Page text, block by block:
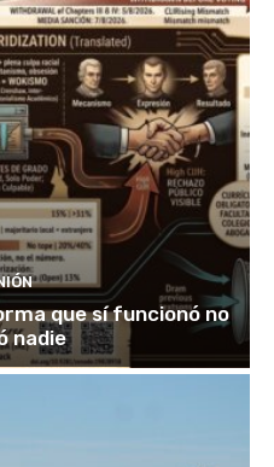
que sí funcionó no
nadie